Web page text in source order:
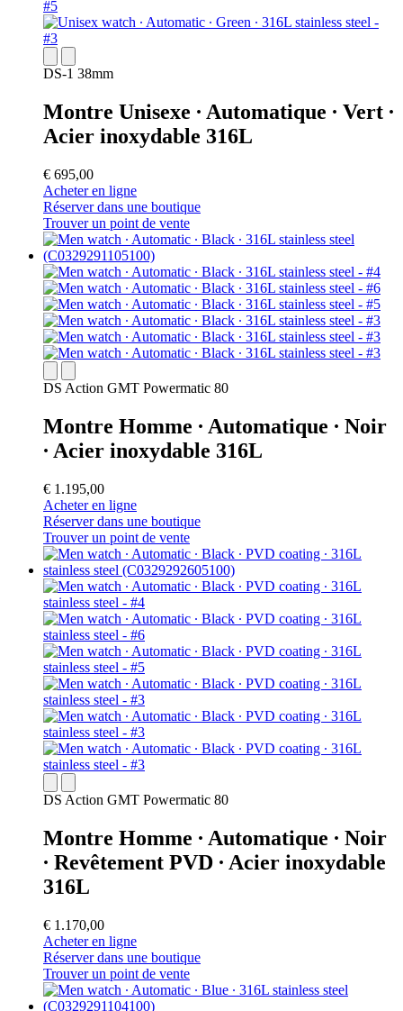
DS-1 38mm
Montre Unisexe ∙ Automatique ∙ Vert ∙
Acier inoxydable 316L
€ 695,00
Acheter en ligne
Réserver dans une boutique
Trouver un point de vente
DS Action GMT Powermatic 80
Montre Homme ∙ Automatique ∙ Noir
∙ Acier inoxydable 316L
€ 1.195,00
Acheter en ligne
Réserver dans une boutique
Trouver un point de vente
DS Action GMT Powermatic 80
Montre Homme ∙ Automatique ∙ Noir
∙ Revêtement PVD ∙ Acier inoxydable
316L
€ 1.170,00
Acheter en ligne
Réserver dans une boutique
Trouver un point de vente